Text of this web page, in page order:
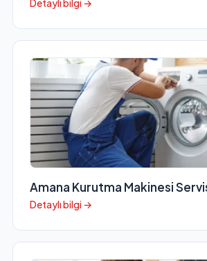
Detaylı bilgi →
Amana Kurutma Makinesi
Detaylı bilgi →